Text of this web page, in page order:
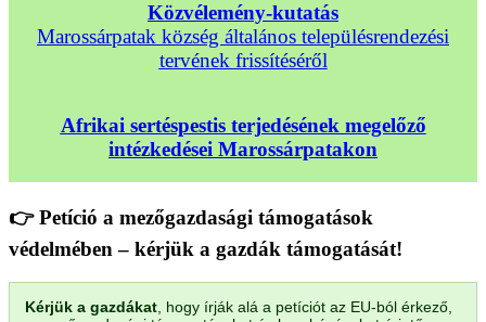
Közvélemény-kutatás
Marossárpatak község általános településrendezési
tervének frissítéséről
Afrikai sertéspestis terjedésének megelőző
intézkedései Marossárpatakon
👉 Petíció a mezőgazdasági támogatások
védelmében – kérjük a gazdák támogatását!
Kérjük a gazdákat , hogy írják alá a petíciót az EU-ból érkező,